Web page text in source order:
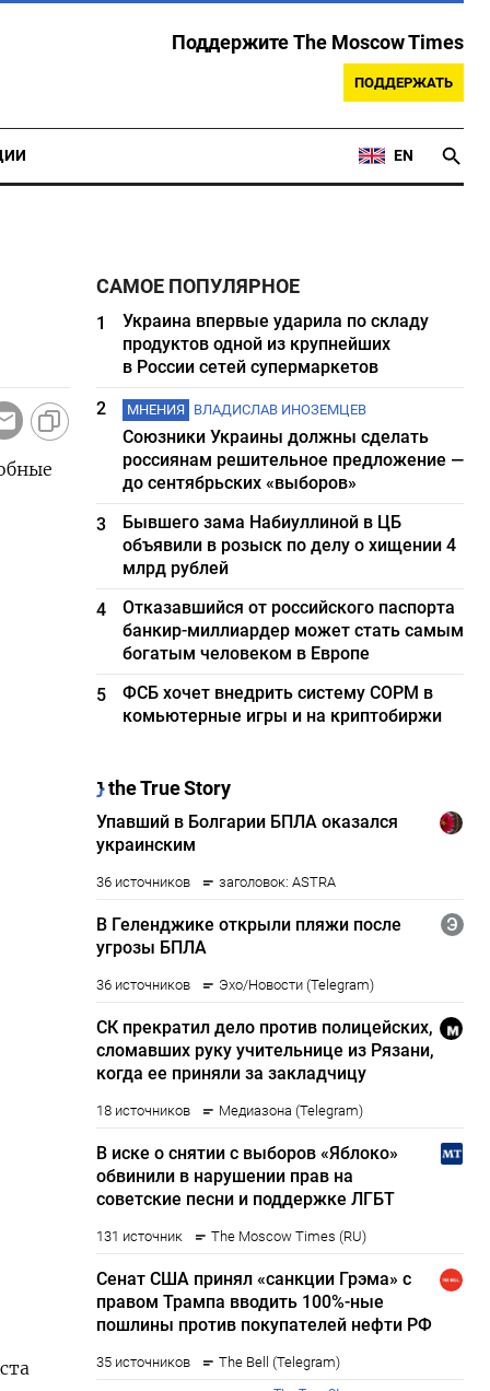
Поддержите The Moscow Times
ПОДДЕРЖАТЬ
EN
САМОЕ ПОПУЛЯРНОЕ
1
Украина впервые ударила по складу
продуктов одной из крупнейших
в России сетей супермаркетов
2
МНЕНИЯ ВЛАДИСЛАВ ИНОЗЕМЦЕВ
Союзники Украины должны сделать
россиянам решительное предложение —
до сентябрьских «выборов»
3
Бывшего зама Набиуллиной в ЦБ
объявили в розыск по делу о хищении 4
млрд рублей
4
Отказавшийся от российского паспорта
банкир-миллиардер может стать самым
богатым человеком в Европе
5
ФСБ хочет внедрить систему СОРМ в
комьютерные игры и на криптобиржи